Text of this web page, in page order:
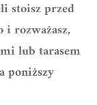
stoisz przed
rozważasz,
lub tarasem
poniższy